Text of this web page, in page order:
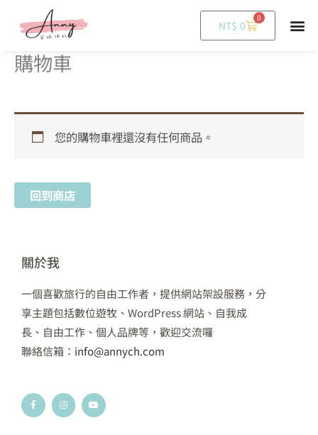
NT$ 0
0
購
物
購物車
您的購物車裡還沒有任何商品。
回到商店
關於我
一個喜歡旅行的自由工作者，提供網站架設服務，分
享主題包括數位遊牧、WordPress 網站、自我成
長、自由工作、個人品牌等，歡迎交流囉
聯絡信箱： info@annych.com
F
a
c
I
n
s
Y
o
u